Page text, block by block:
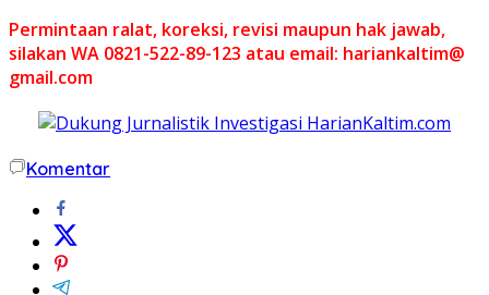
Permintaan ralat, koreksi, revisi maupun hak jawab,
silakan WA 0821-522-89-123 atau email: hariankaltim@
gmail.com
Komentar